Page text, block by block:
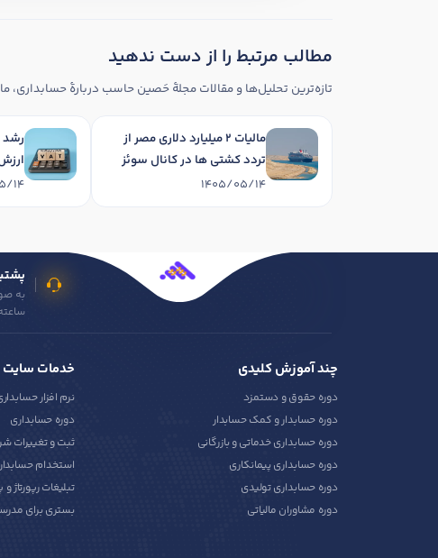
مطالب مرتبط را از دست ندهید
تازه‌ترین تحلیل‌ها و مقالات مجلهٔ حَصین حاسب دربارهٔ حسابداری،
مالیات 2 میلیارد دلاری مصر از
تردد کشتی ها در کانال سوئز
1405/05/14
14
به
چند آموزش کلیدی
دوره حقوق و دستمزد
دوره حسابدار و کمک حسابدار
دوره حسابداری خدماتی و بازرگانی
دوره حسابداری پیمانکاری
دوره حسابداری تولیدی
دوره مشاوران مالیاتی
خدمات سایت
نرم افزار
دوره حسابداری
ثبت و تغییرات
استخدام حسابدار
تبلیغات
بستری برای